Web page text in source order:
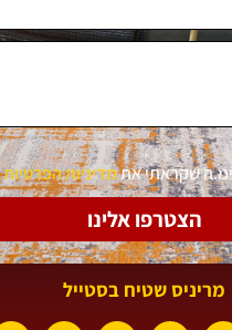
שקראתי אתמדיניות הפרטיות
הצטרפו אלינו
מריניס שטיח בסטייל